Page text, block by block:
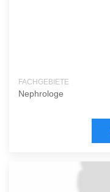
FACHGEBIETE
Nephrologe